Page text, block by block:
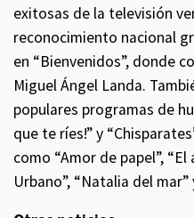
exitosas de la televisión
reconocimiento nacional
en “Bienvenidos”, donde
Miguel Ángel Landa.
populares programas de
que te ríes!” y
como “Amor de papel”,
Urbano”, “Natalia del